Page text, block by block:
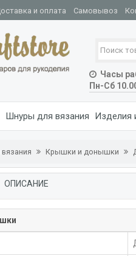
и оплата Самовывоз
Часы
Пн-Сб
Шнуры для вязания Изделия
Крышки и донышки
ОПИСАНИЕ